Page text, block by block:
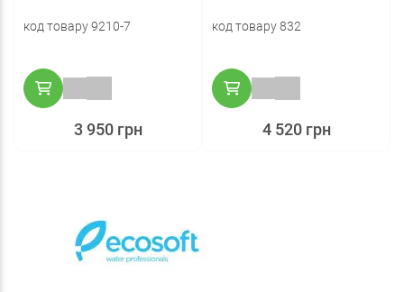
код товару 9210-7
3 950 грн
код товару 832
4 520 грн